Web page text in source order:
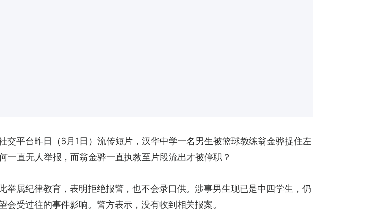
交平台昨日（6月1日）流传短片，汉华中学一名男生被篮球教练翁金骅捉住左
直无人举报，而翁金骅一直执教至片段流出才被停职？
举属纪律教育，表明拒绝报警，也不会录口供。涉事男生现已是中四学生，仍
受过往的事件影响。警方表示，没有收到相关报案。